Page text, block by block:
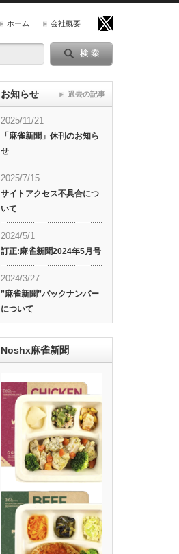
ホーム 会社概要
お知らせ
2025/11/21
「麻雀新聞」休刊のお知ら
せ
2025/7/15
サイトアクセス不具合につ
いて
2024/5/1
訂正:麻雀新聞2024年5月号
2024/3/27
”麻雀新聞”バックナンバー
について
過去の記事
Noshx麻雀新聞